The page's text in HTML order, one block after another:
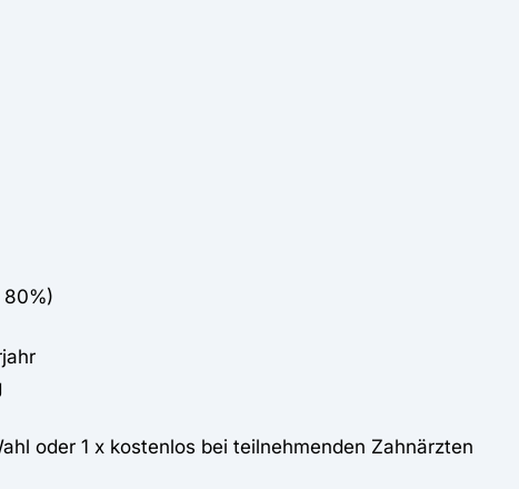
80%)
oder 1 x kostenlos bei teilnehmenden Zahnärzten